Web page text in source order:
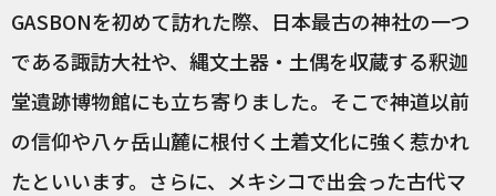
GASBONを初めて訪れた際、日本最古の神社の一つ
である諏訪大社や、縄文土器・土偶を収蔵する釈迦
堂遺跡博物館にも立ち寄りました。そこで神道以前
の信仰や八ヶ岳山麓に根付く土着文化に強く惹かれ
たといいます。さらに、メキシコで出会った古代マ